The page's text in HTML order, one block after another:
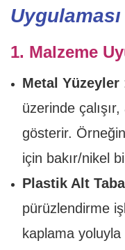
Uygulaması
1. Malzeme
Metal Yüzeyler
üzerinde
gösterir.
için bakır/nikel
Plastik Alt
pürüzlendirme
kaplama